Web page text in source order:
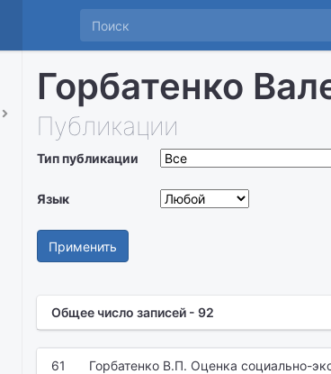
Горбатенко
Публикации
Тип публикации
Язык
Применить
Общее число записей - 92
61
Горбатенко В.П. Оценка социально-